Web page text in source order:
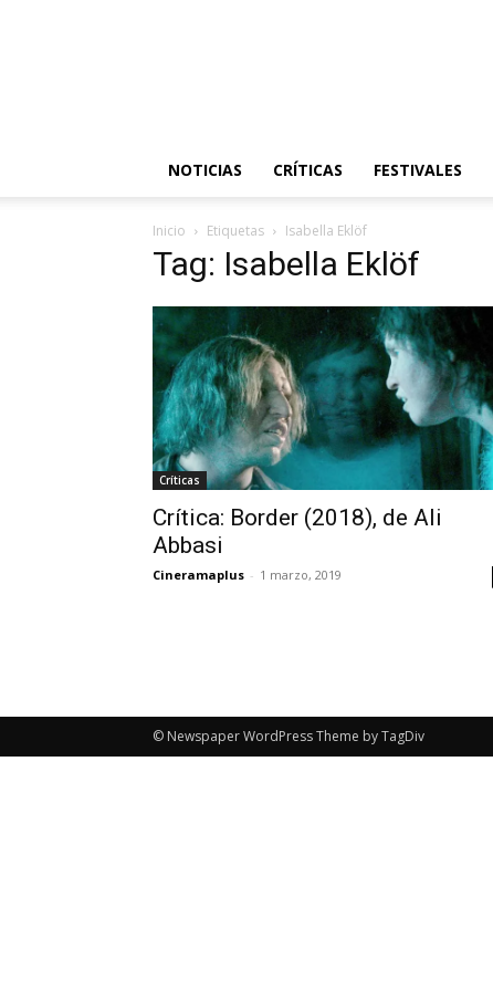
NOTICIAS CRÍTICAS FESTIVALES
Inicio Etiquetas Isabella Eklöf
Tag: Isabella Eklöf
Críticas
Crítica: Border (2018), de Ali
Abbasi
Cineramaplus - 1 marzo, 2019
© Newspaper WordPress Theme by TagDiv